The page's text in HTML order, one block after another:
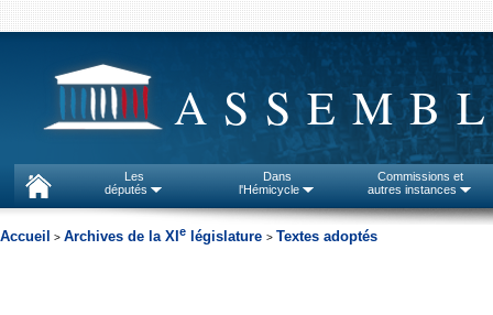
Les
députés
Dans
l'Hémicycle
Commissions et
autres instances
Accueil > Archives de la XI e législature > Textes adoptés